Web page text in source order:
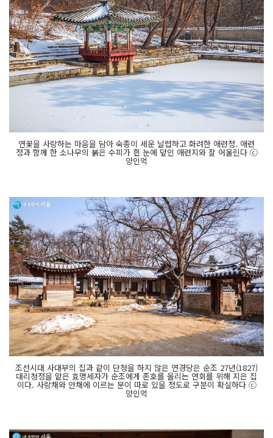
연꽃을 사랑하는 마음을 담아 숙종이 세운 날렵하고 화려한 애련정. 애련
정과 함께 한 소나무의 붉은 수피가 흰 눈에 덮인 애련지와 잘 어울린다 ⓒ
양인억
조선시대 사대부의 집과 같이 단청을 하지 않은 연경당은 순조 27년(1827)
대리청정을 맡은 효명세자가 순조에게 존호를 올리는 연회를 위해 지은 집
이다. 사랑채와 안채에 이르는 문이 따로 있을 정도로 구분이 확실하다 ⓒ
양인억